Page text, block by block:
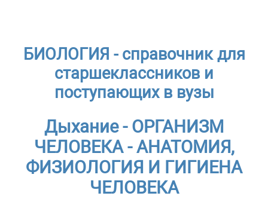
БИОЛОГИЯ - справочник для
старшеклассников и
поступающих в вузы
Дыхание - ОРГАНИЗМ
ЧЕЛОВЕКА - АНАТОМИЯ,
ФИЗИОЛОГИЯ И ГИГИЕНА
ЧЕЛОВЕКА